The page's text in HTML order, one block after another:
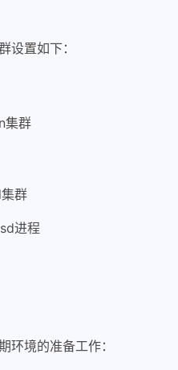
设置如下：
集群
群
进程
环境的准备工作：